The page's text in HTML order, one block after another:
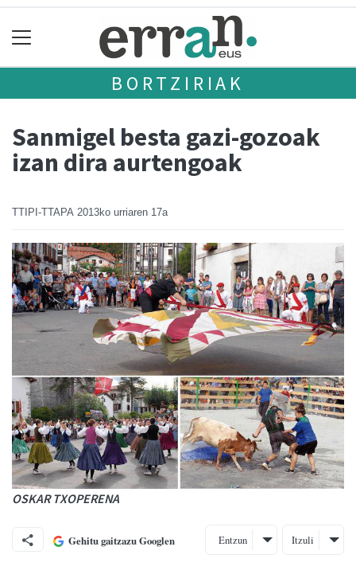
BORTZIRIAK
Sanmigel besta gazi-gozoak
izan dira aurtengoak
TTIPI-TTAPA 2013ko urriaren 17a
OSKAR TXOPERENA
Gehitu gaitzazu Googlen Entzun Itzuli